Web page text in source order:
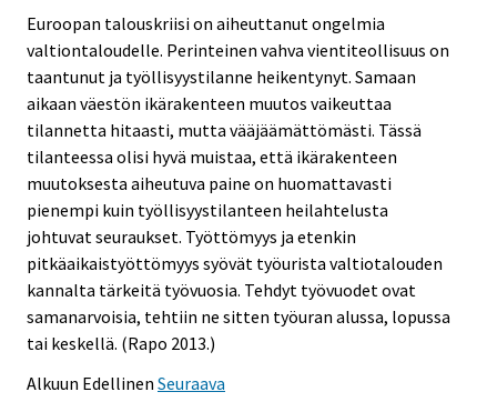
Euroopan talouskriisi on aiheuttanut ongelmia
valtiontaloudelle. Perinteinen vahva vientiteollisuus on
taantunut ja työllisyystilanne heikentynyt. Samaan
aikaan väestön ikärakenteen muutos vaikeuttaa
tilannetta hitaasti, mutta vääjäämättömästi. Tässä
tilanteessa olisi hyvä muistaa, että ikärakenteen
muutoksesta aiheutuva paine on huomattavasti
pienempi kuin työllisyystilanteen heilahtelusta
johtuvat seuraukset. Työttömyys ja etenkin
pitkäaikaistyöttömyys syövät työurista valtiotalouden
kannalta tärkeitä työvuosia. Tehdyt työvuodet ovat
samanarvoisia, tehtiin ne sitten työuran alussa, lopussa
tai keskellä. (Rapo 2013.)
Alkuun Edellinen Seuraava